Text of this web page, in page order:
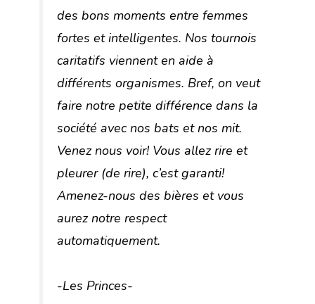
des bons moments entre femmes
fortes et intelligentes. Nos tournois
caritatifs viennent en aide à
différents organismes. Bref, on veut
faire notre petite différence dans la
société avec nos bats et nos mit.
Venez nous voir! Vous allez rire et
pleurer (de rire), c’est garanti!
Amenez-nous des bières et vous
aurez notre respect
automatiquement.
-Les Princes-